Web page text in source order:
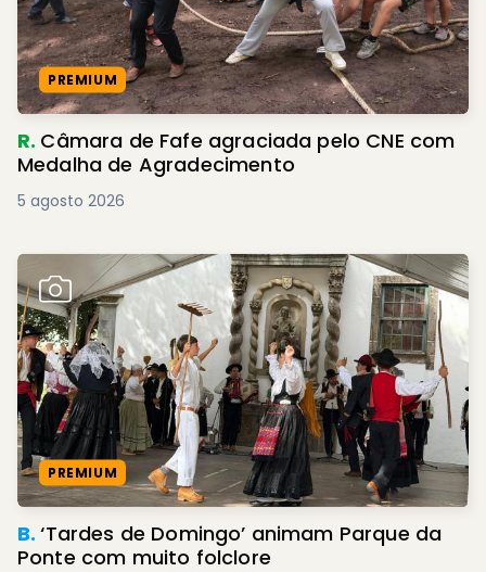
PREMIUM
R. Câmara de Fafe agraciada pelo CNE com
Medalha de Agradecimento
5 agosto 2026
PREMIUM
B.‘Tardes de Domingo’ animam Parque da
Ponte com muito folclore